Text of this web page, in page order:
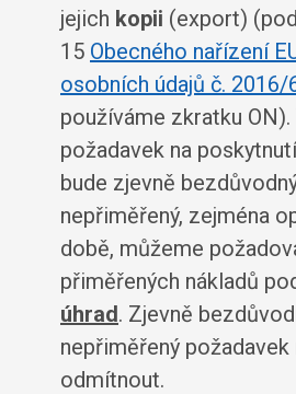
jejich kopii (export)
15 Obecného nařízení
osobních údajů č. 2016/
používáme zkratku
požadavek na
bude zjevně
nepřiměřený, zejména
době, můžeme
přiměřených nákladů
úhrad. Zjevně
nepřiměřený
odmítnout.